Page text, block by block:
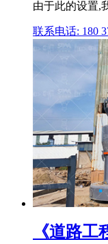
由于此的设置,
联系电话: 180
《道路